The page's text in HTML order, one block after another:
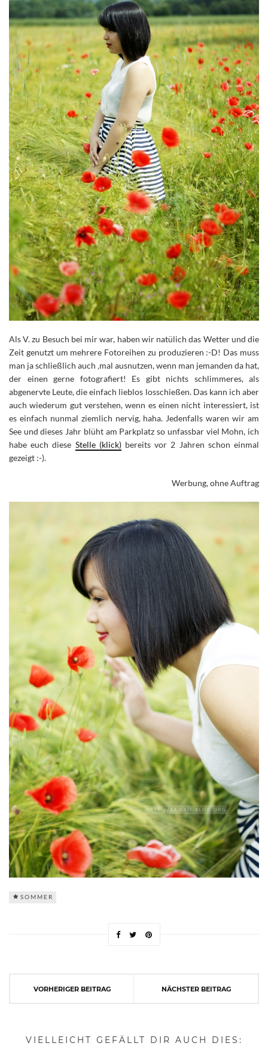
Als V. zu Besuch bei mir war, haben wir natülich das Wetter und die
Zeit genutzt um mehrere Fotoreihen zu produzieren :-D! Das muss
man ja schließlich auch ‚mal ausnutzen, wenn man jemanden da hat,
der einen gerne fotografiert! Es gibt nichts schlimmeres, als
abgenervte Leute, die einfach lieblos losschießen. Das kann ich aber
auch wiederum gut verstehen, wenn es einen nicht interessiert, ist
es einfach nunmal ziemlich nervig, haha. Jedenfalls waren wir am
See und dieses Jahr blüht am Parkplatz so unfassbar viel Mohn, ich
habe euch diese Stelle (klick)bereits vor 2 Jahren schon einmal
gezeigt :-).
Werbung, ohne Auftrag
SOMMER
VORHERIGER BEITRAG NÄCHSTER BEITRAG
VIELLEICHT GEFÄLLT DIR AUCH DIES: